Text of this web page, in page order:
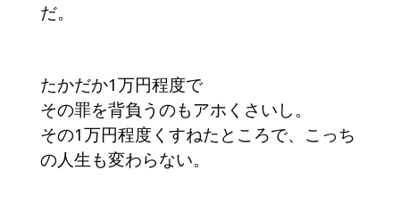
だ。
たかだか1万円程度で
その罪を背負うのもアホくさいし。
その1万円程度くすねたところで、こっち
の人生も変わらない。